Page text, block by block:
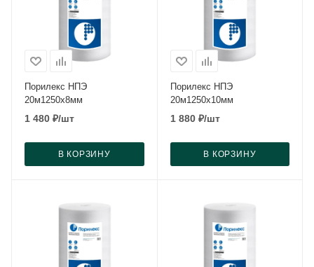
Порилекс НПЭ
20м1250x8мм
1 480 ₽/шт
В КОРЗИНУ
Порилекс НПЭ
20м1250x10мм
1 880₽/шт
В КОРЗИНУ